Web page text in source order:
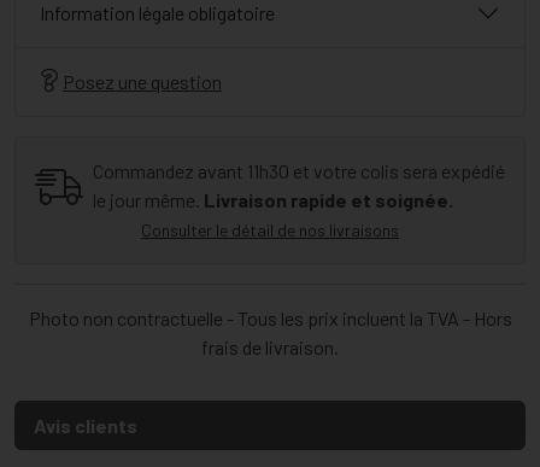
Information légale obligatoire
Posez une question
Commandez avant 11h30 et votre colis sera expédié
le jour même. Livraison rapide et soignée.
Consulter le détail de nos livraisons
Photo non contractuelle - Tous les prix incluent la TVA - Hors
frais de livraison.
Avis clients